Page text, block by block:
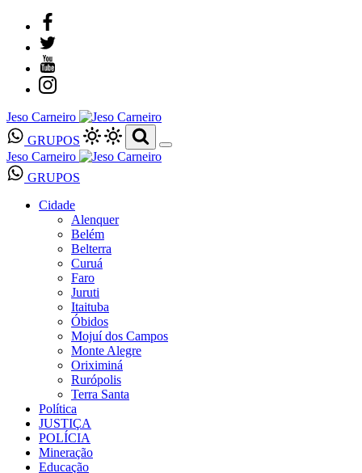
Jeso Carneiro
GRUPOS
Jeso Carneiro
GRUPOS
Cidade
Alenquer
Belém
Belterra
Curuá
Faro
Juruti
Itaituba
Óbidos
Mojuí dos Campos
Monte Alegre
Oriximiná
Rurópolis
Terra Santa
Política
JUSTIÇA
POLÍCIA
Mineração
Educação